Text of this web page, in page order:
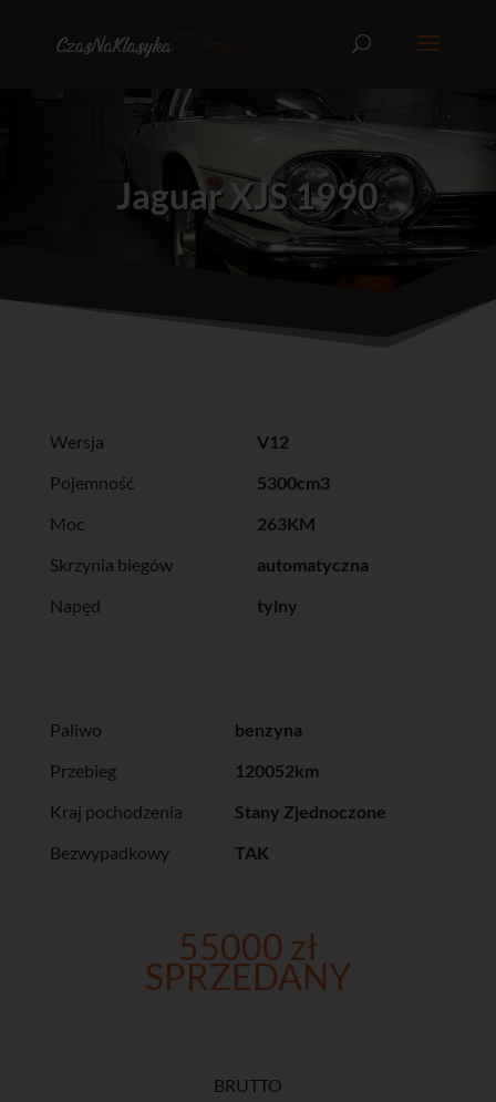
Jaguar XJS 1990
Wersja
V12
Pojemność
5300cm3
Moc
263KM
Skrzynia biegów
automatyczna
Napęd
tylny
Paliwo
benzyna
Przebieg
120052km
Kraj pochodzenia
Stany Zjednoczone
Bezwypadkowy
TAK
55000 zł
SPRZEDANY
BRUTTO